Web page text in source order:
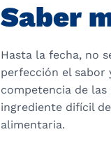
Saber
Hasta la fecha, no
perfección el sabor
competencia de
ingrediente difícil
alimentaria.